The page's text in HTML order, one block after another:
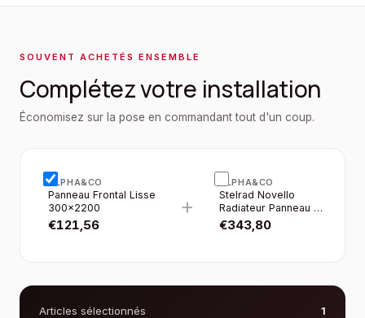
SOUVENT ACHETÉS ENSEMBLE
Complétez votre installation
Économisez sur la pose en commandant tout d'un coup.
ALPHA&CO
Panneau Frontal Lisse
300×2200
€121,56
+
ALPHA&CO
Stelrad Novello
Radiateur Panneau -
T22 - 8
Raccordements -
€343,80
Articles sélectionnés
1